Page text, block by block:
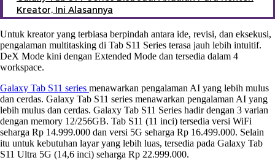
Kreator, Ini Alasannya
Untuk kreator yang terbiasa berpindah antara ide, revisi, dan eksekusi,
pengalaman multitasking di Tab S11 Series terasa jauh lebih intuitif.
DeX Mode kini dengan Extended Mode dan tersedia dalam 4
workspace.
Galaxy Tab S11 series menawarkan pengalaman AI yang lebih mulus
dan cerdas. Galaxy Tab S11 series menawarkan pengalaman AI yang
lebih mulus dan cerdas. Galaxy Tab S11 Series hadir dengan 3 varian
dengan memory 12/256GB. Tab S11 (11 inci) tersedia versi WiFi
seharga Rp 14.999.000 dan versi 5G seharga Rp 16.499.000. Selain
itu untuk kebutuhan layar yang lebih luas, tersedia pada Galaxy Tab
S11 Ultra 5G (14,6 inci) seharga Rp 22.999.000.